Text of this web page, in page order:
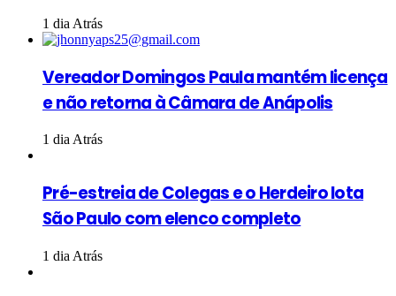
1 dia Atrás
Vereador Domingos Paula mantém licença
e não retorna à Câmara de Anápolis
1 dia Atrás
Pré-estreia de Colegas e o Herdeiro lota
São Paulo com elenco completo
1 dia Atrás